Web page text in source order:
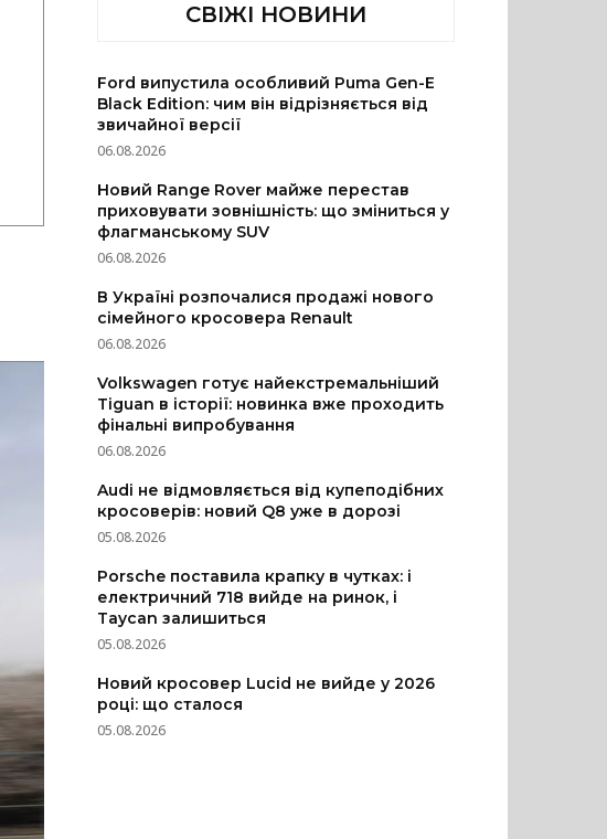
СВІЖІ НОВИНИ
Ford випустила особливий Puma Gen-E
Black Edition: чим він відрізняється від
звичайної версії
06.08.2026
Новий Range Rover майже перестав
приховувати зовнішність: що зміниться у
флагманському SUV
06.08.2026
В Україні розпочалися продажі нового
сімейного кросовера Renault
06.08.2026
Volkswagen готує найекстремальніший
Tiguan в історії: новинка вже проходить
фінальні випробування
06.08.2026
Audi не відмовляється від купеподібних
кросоверів: новий Q8 уже в дорозі
05.08.2026
Porsche поставила крапку в чутках: і
електричний 718 вийде на ринок, і
Taycan залишиться
05.08.2026
Новий кросовер Lucid не вийде у 2026
році: що сталося
05.08.2026